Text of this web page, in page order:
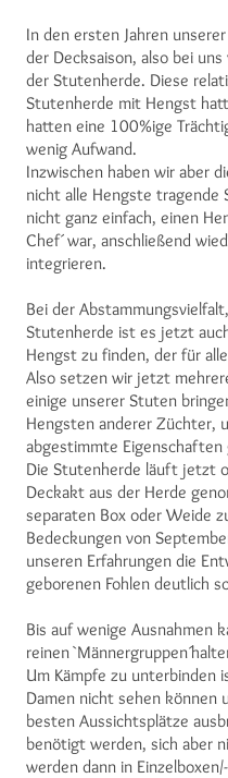
In den ersten Jahren
der Decksaison, also bei
der Stutenherde. Diese
Stutenherde mit Hengst
hatten eine 100%ige
wenig Aufwand.
Inzwischen haben wir aber
nicht alle Hengste tragende
nicht ganz einfach, einen
Chef´ war, anschließend
integrieren.
Bei der
Stutenherde ist es jetzt
Hengst zu finden, der für
Also setzen wir jetzt
einige unserer Stuten
Hengsten anderer Züchter,
abgestimmte
Die Stutenherde läuft jetzt
Deckakt aus der Herde
separaten Box oder Weide
Bedeckungen von
unseren Erfahrungen die
geborenen Fohlen deutlich
Bis auf wenige Ausnahmen
reinen
Um Kämpfe zu unterbinden
Damen nicht sehen können
besten Aussichtsplätze
benötigt werden, sich aber
werden dann in